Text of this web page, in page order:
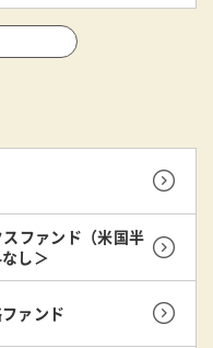
ファンド（米国半
し＞
ァンド